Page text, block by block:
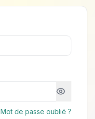
Mot de passe oublié ?